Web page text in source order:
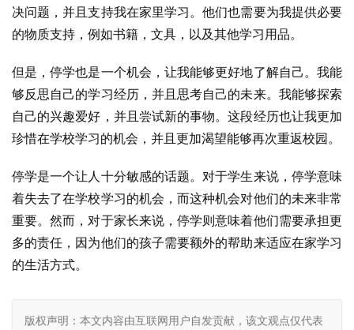
决问题，并且支持我在家里学习。他们也需要为我提供必要
的物质支持，例如书籍，文具，以及其他学习用品。
但是，停学也是一个机会，让我能够更好地了解自己。我能
够反思自己的学习经历，并且思考自己的未来。我能够探索
自己的兴趣爱好，并且尝试新的事物。这段经历也让我更加
珍惜在学校学习的机会，并且更加渴望能够再次重返校园。
停学是一个让人十分敏感的话题。对于学生来说，停学意味
着失去了在学校学习的机会，而这种机会对他们的未来非常
重要。然而，对于家长来说，停学则意味着他们需要承担更
多的责任，因为他们的孩子需要额外的帮助来适应在家学习
的生活方式。
版权声明：本文内容由互联网用户自发贡献，该文观点仅代表